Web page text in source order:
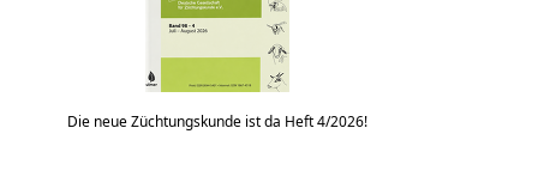
Die neue Züchtungskunde ist da Heft 4/2026!